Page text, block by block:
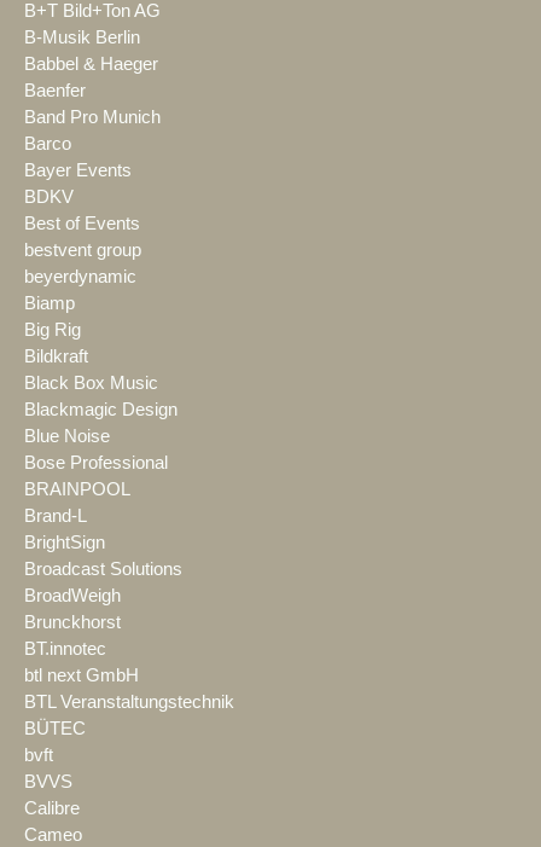
B+T Bild+Ton AG
B-Musik Berlin
Babbel & Haeger
Baenfer
Band Pro Munich
Barco
Bayer Events
BDKV
Best of Events
bestvent group
beyerdynamic
Biamp
Big Rig
Bildkraft
Black Box Music
Blackmagic Design
Blue Noise
Bose Professional
BRAINPOOL
Brand-L
BrightSign
Broadcast Solutions
BroadWeigh
Brunckhorst
BT.innotec
btl next GmbH
BTL Veranstaltungstechnik
BÜTEC
bvft
BVVS
Calibre
Cameo